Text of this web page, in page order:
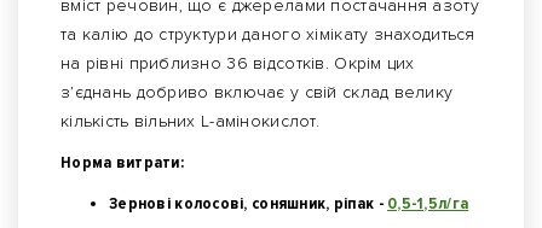
вміст речовин, що є джерелами постачання азоту
та калію до структури даного хімікату знаходиться
на рівні приблизно 36 відсотків. Окрім цих
з’єднань добриво включає у свій склад велику
кількість вільних L-амінокислот.
Норма витрати:
Зернові колосові, соняшник, ріпак - 0,5-1,5л/га